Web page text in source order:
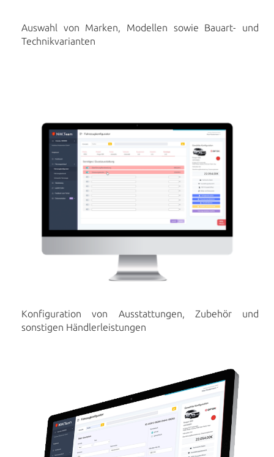
Auswahl von Marken, Modellen sowie Bauart- und
Technikvarianten
Konfiguration von Ausstattungen, Zubehör und
sonstigen Händlerleistungen